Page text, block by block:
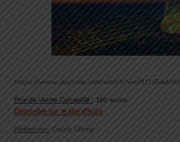
https://www.youtube.com/watch?v=UftOs5IedAM
Prix de Vente Conseillé : 160 euros
Disponible sur le site d’Asics
Rédaction: Cédric Masip